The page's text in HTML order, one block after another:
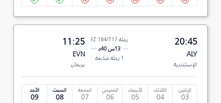
20:45
ALY
الإسكندرية
رحلة FZ 184/717
13س 40د
1 رحلة متابعة
11:25
EVN
يريفان
الإثنين
03
الثلاثاء
04
الأربعاء
05
الخميس
06
الجمعة
07
السبت
08
الأحد
09